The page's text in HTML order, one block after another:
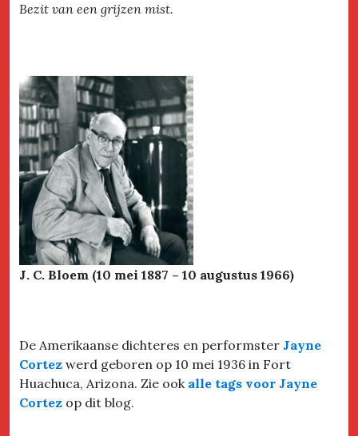
Bezit van een grijzen mist.
J. C. Bloem (10 mei 1887 – 10 augustus 1966)
De Amerikaanse dichteres en performster Jayne
Cortez werd geboren op 10 mei 1936 in Fort
Huachuca, Arizona. Zie ook alle tags voor Jayne
Cortez op dit blog.